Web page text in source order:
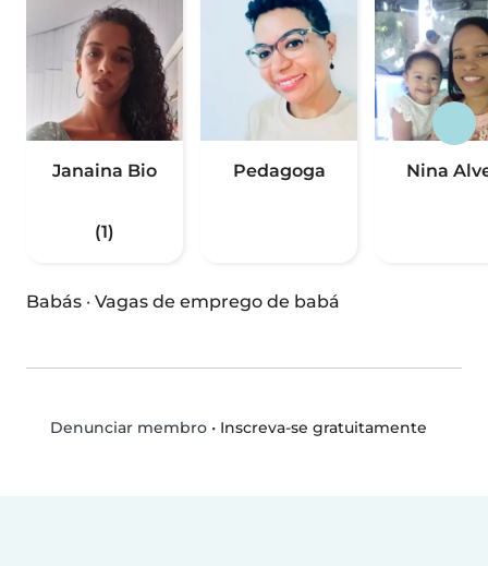
Janaina Bio
(1)
Pedagoga Nina
Babás · Vagas de emprego de babá
Denunciar membro• Inscreva-se gratuitamente